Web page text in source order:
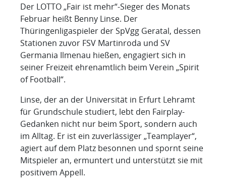
Der LOTTO „Fair ist mehr“-Sieger des Monats
Februar heißt Benny Linse. Der
Thüringenligaspieler der SpVgg Geratal, dessen
Stationen zuvor FSV Martinroda und SV
Germania Ilmenau hießen, engagiert sich in
seiner Freizeit ehrenamtlich beim Verein „Spirit
of Football“.
Linse, der an der Universität in Erfurt Lehramt
für Grundschule studiert, lebt den Fairplay-
Gedanken nicht nur beim Sport, sondern auch
im Alltag. Er ist ein zuverlässiger „Teamplayer“,
agiert auf dem Platz besonnen und spornt seine
Mitspieler an, ermuntert und unterstützt sie mit
positivem Appell.